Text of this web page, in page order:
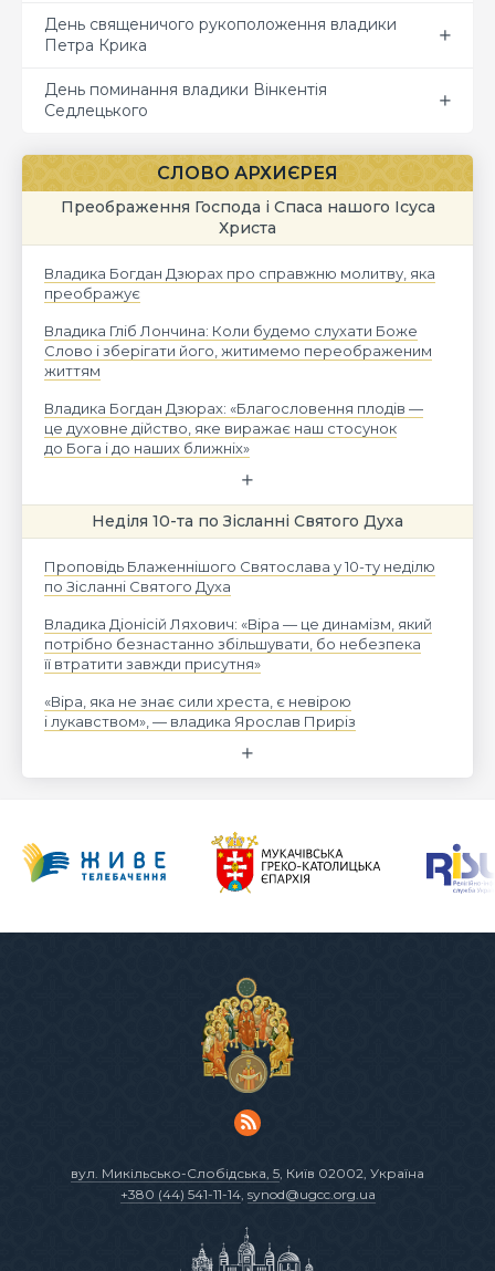
День священичого рукоположення владики
Петра Крика
День поминання владики Вінкентія
Седлецького
СЛОВО АРХИЄРЕЯ
Преображення Господа і Спаса нашого Ісуса
Христа
Владика Богдан Дзюрах про справжню молитву, яка
преображує
Владика Гліб Лончина: Коли будемо слухати Боже
Слово і зберігати його, житимемо переображеним
життям
Владика Богдан Дзюрах: «Благословення плодів —
це духовне дійство, яке виражає наш стосунок
до Бога і до наших ближніх»
Неділя 10-та по Зісланні Святого Духа
Проповідь Блаженнішого Святослава у 10-ту неділю
по Зісланні Святого Духа
Владика Діонісій Ляхович: «Віра — це динамізм, який
потрібно безнастанно збільшувати, бо небезпека
її втратити завжди присутня»
«Віра, яка не знає сили хреста, є невірою
і лукавством», — владика Ярослав Приріз
вул. Микільсько-Слобідська, 5, Київ 02002, Україна
+380 (44) 541-11-14, synod@ugcc.org.ua